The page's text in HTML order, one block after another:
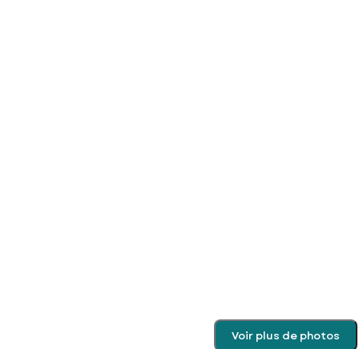
Voir plus de photos